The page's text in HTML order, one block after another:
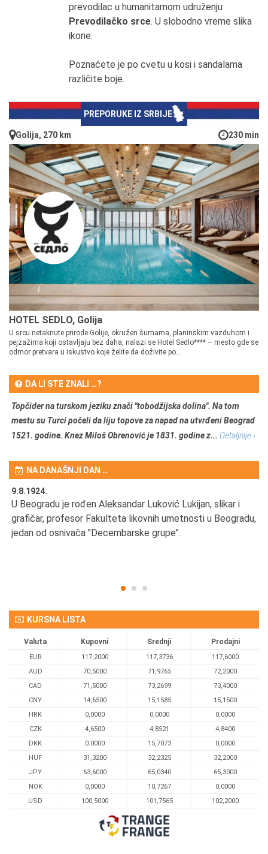
prevodilac u humanitarnom udruženju
Prevodilačko srce. U slobodno vreme slika
ikone.
Poznaćete je po cvetu u kosi i sandalama
različite boje.
PREPORUKE IZ SRBIJE
Golija, 270 km 230 min
HOTEL SEDLO, Golija
U srcu netaknute prirode Golije, okružen šumama, planinskim vazduhom i
pejzažima koji ostavljaju bez daha, nalazi se Hotel Sedlo**** – mesto gde se
odmor pretvara u iskustvo koje želite da doživite po...
DA LI STE ZNALI …?
Topčider na turskom jeziku znači "tobodžijska dolina". Na tom
mestu su Turci počeli da liju topove za napad na utvrđeni Beograd
1521. godine. Knez Miloš Obrenović je 1831. godine z... Detaljnije ›
NA DANAŠNJI DAN …
9.8.1924.
U Beogradu je rođen Aleksandar Luković Lukijan, slikar i
grafičar, profesor Fakulteta likovnih umetnosti u Beogradu,
jedan od osnivača "Decembarske grupe".
KURSNA LISTA
Valuta Kupovni Srednji Prodajni
EUR 117,2000 117,3736
117,6000
AUD
70,5000 71,9765
72,2000
CAD
71,5000 73,2699
73,4000
CNY
14,6500 15,1585
15,1500
HRK
0,0000 0,0000
0,0000
CZK
4,6500 4,8521
4,8400
DKK
0.0000 15,7073
0,0000
HUF
31,3200 32,2325
32,2000
JPY
63,6000 65,0340
65,3000
NOK
0,0000 10,7267
0,0000
USD
100,5000 101,7565 102,2000